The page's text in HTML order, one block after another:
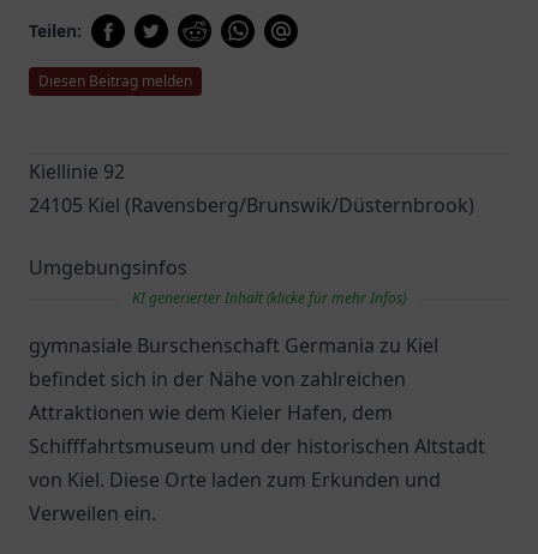
Teilen:
Diesen Beitrag melden
Kiellinie 92
24105 Kiel (Ravensberg/Brunswik/Düsternbrook)
Umgebungsinfos
KI generierter Inhalt (klicke für mehr Infos)
gymnasiale Burschenschaft Germania zu Kiel
befindet sich in der Nähe von zahlreichen
Attraktionen wie dem Kieler Hafen, dem
Schifffahrtsmuseum und der historischen Altstadt
von Kiel. Diese Orte laden zum Erkunden und
Verweilen ein.